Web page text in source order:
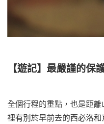
【遊記】最嚴謹的保
全個行程的重點，也是距
裡有別於早前去的西必洛